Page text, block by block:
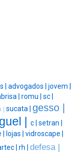
| advogados | jovem |
| romu | sc |
| sucata | gesso |
| c | setran |
lojas | vidroscape |
| rh | defesa |